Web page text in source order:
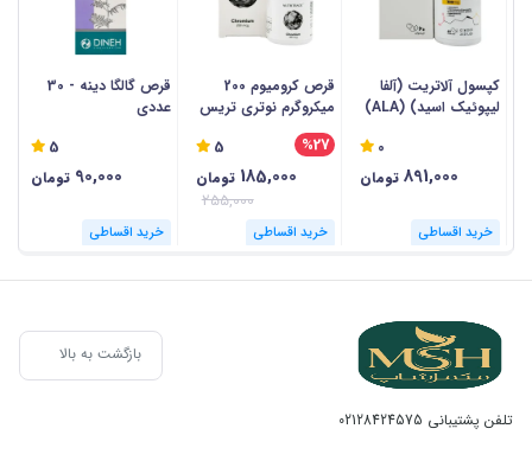
کپسول آلاتریت (آلفا
لیپوئیک اسید) (ALA)
0
891,000 تومان
خرید اقساطی
قرص کرومیوم 200
میکروگرم نوتری تریس
- 30 عددی
5 %27
185,000 تومان
255,000
خرید اقساطی
قرص گالگا دینه - 30
عددی
5
90,000 تومان
خرید اقساطی
بازگشت به بالا
تلفن پشتیبانی 02128424575